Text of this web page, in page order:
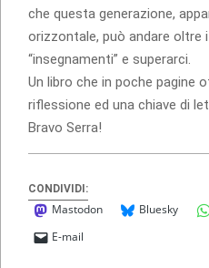
che questa generazione,
orizzontale, può andare oltre
“insegnamenti” e superarci.
Un libro che in poche pagine
riflessione ed una chiave di
Bravo Serra!
CONDIVIDI:
Mastodon Bluesky
E-mail